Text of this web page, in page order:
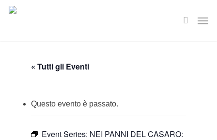
Skip
search
« Tutti gli Eventi
Questo evento è passato.
Event Series: NEI PANNI DEL CASARO: